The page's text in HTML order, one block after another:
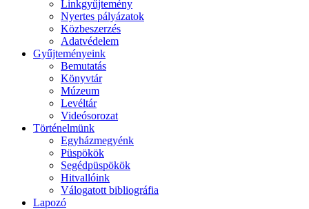
Linkgyűjtemény
Nyertes pályázatok
Közbeszerzés
Adatvédelem
Gyűjteményeink
Bemutatás
Könyvtár
Múzeum
Levéltár
Videósorozat
Történelmünk
Egyházmegyénk
Püspökök
Segédpüspökök
Hitvallóink
Válogatott bibliográfia
Lapozó